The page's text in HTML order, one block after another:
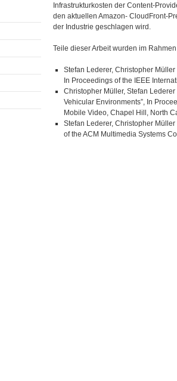
Infrastrukturkosten der Content-
den aktuellen Amazon- CloudFront-
der Industrie geschlagen wird.
Teile dieser Arbeit wurden im
Stefan Lederer, Christopher
In Proceedings of the IEEE
Christopher Müller, Stefan
Vehicular Environments”, In
Mobile Video, Chapel Hill, North
Stefan Lederer, Christopher
of the ACM Multimedia Systems